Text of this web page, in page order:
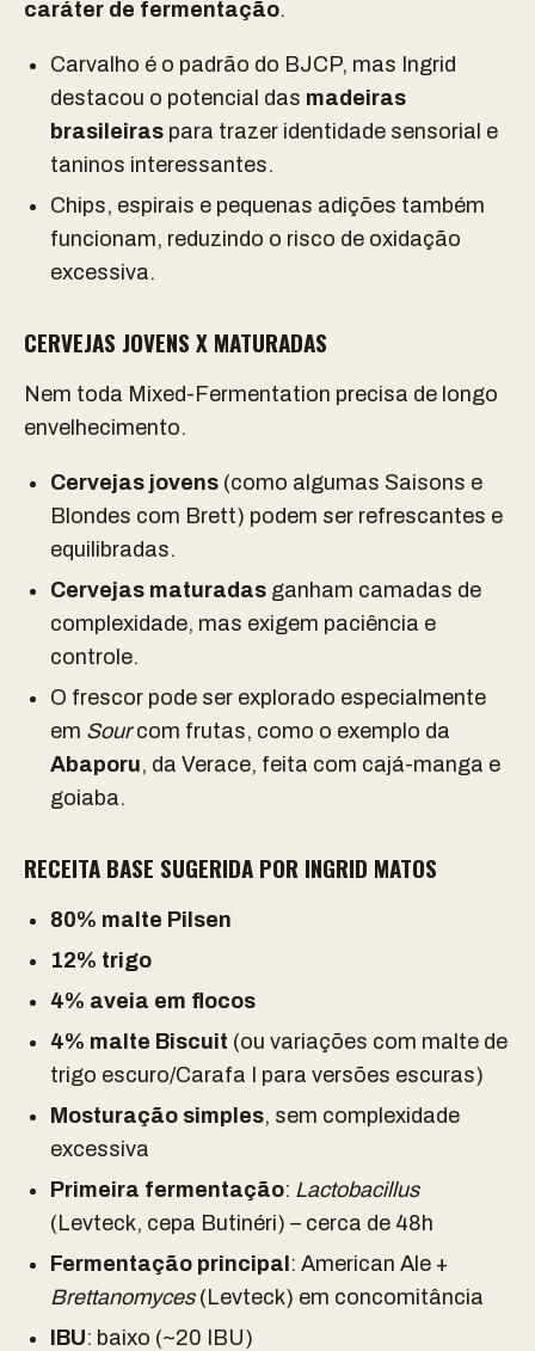
caráter de fermentação.
Carvalho é o padrão do BJCP, mas Ingrid
destacou o potencial das madeiras
brasileiras para trazer identidade sensorial e
taninos interessantes.
Chips, espirais e pequenas adições também
funcionam, reduzindo o risco de oxidação
excessiva.
CERVEJAS JOVENS X MATURADAS
Nem toda Mixed-Fermentation precisa de longo
envelhecimento.
Cervejas jovens (como algumas Saisons e
Blondes com Brett) podem ser refrescantes e
equilibradas.
Cervejas maturadas ganham camadas de
complexidade, mas exigem paciência e
controle.
O frescor pode ser explorado especialmente
em Sourcom frutas, como o exemplo da
Abaporu, da Verace, feita com cajá-manga e
goiaba.
RECEITA BASE SUGERIDA POR INGRID MATOS
80% malte Pilsen
12% trigo
4% aveia em flocos
4% malte Biscuit (ou variações com malte de
trigo escuro/Carafa I para versões escuras)
Mosturação simples, sem complexidade
excessiva
Primeira fermentação: Lactobacillus
(Levteck, cepa Butinéri) – cerca de 48h
Fermentação principal : American Ale +
Brettanomyces (Levteck) em concomitância
IBU: baixo (~20 IBU)